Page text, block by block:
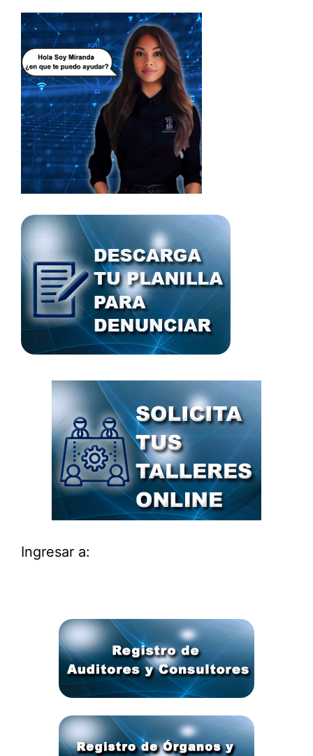
Ingresar a: